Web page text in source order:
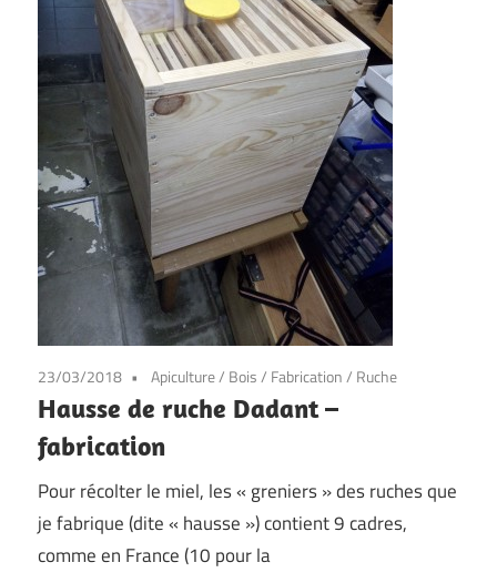
23/03/2018 Apiculture/ Bois/ Fabrication/ Ruche
Hausse de ruche Dadant –
fabrication
Pour récolter le miel, les « greniers » des ruches que
je fabrique (dite « hausse ») contient 9 cadres,
comme en France (10 pour la